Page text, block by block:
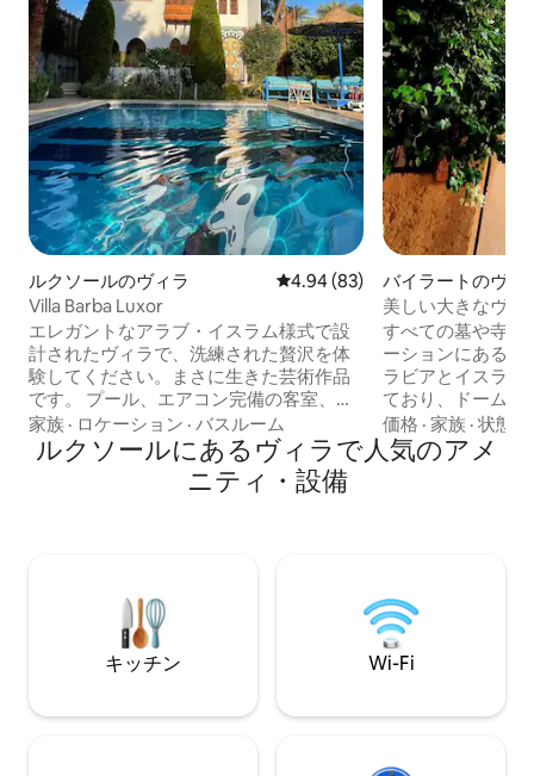
ルクソールのヴィラ レビュー83件、5つ星中4.94つ
4.94 (83)
Villa Barba Luxor
エレガントなアラブ・イスラム様式で設
計されたヴィラで、洗練された贅沢を体
験してください。まさに生きた芸術作品
です。 プール、エアコン完備の客室、設
備の整ったキッチン、バスルーム3室、卓
球台をお楽しみください。大きな望遠鏡
で星空を眺め、完全なプライバシーの中
でくつろぎましょう。 📍 王家の谷の近く
融合した、ルクソールならではの空間で
家族 · ロケーション · バスルーム
バイラートのヴィ
美しい大きなヴィ
ンです！
すべての墓や寺院
ーションにある美
ラビアとイスラム
ており、ドーム、
床が特徴です。3
各部屋にバスル
には専用バルコニ
晴らしい食事を提
アーを手配するこ
価格 ·家族 ·状態
ルクソールにあるヴィラで人気のアメ
ニティ・設備
キッチン Wi-Fi